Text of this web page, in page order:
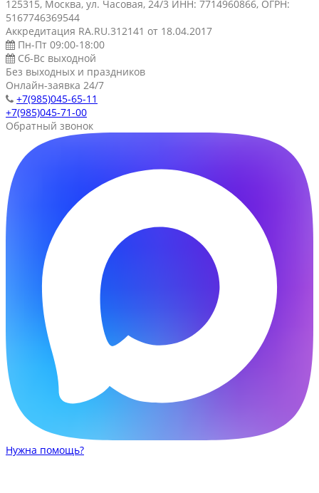
125315, Москва, ул. Часовая, 24/3 ИНН: 7714960866, ОГРН:
5167746369544
Аккредитация RA.RU.312141 от 18.04.2017
Пн-Пт 09:00-18:00
Сб-Вс выходной
Без выходных и праздников
Онлайн-заявка 24/7
+7(985)045-65-11
+7(985)045-71-00
Обратный звонок
Нужна помощь?